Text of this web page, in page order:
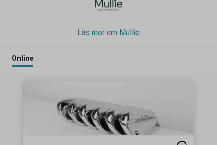
Läs mer om Mullie
Online